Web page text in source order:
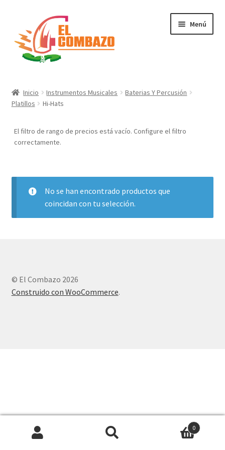
Menú
DJ, Audio e Iluminación PRO
Grabación de Audio & Video
Hogar
Inicio Instrumentos Musicales
Baterias Y Percusión
Platillos
Hi-Hats
No se han encontrado productos que
coincidan con tu selección.
El filtro de rango de precios está vacío. Configure el filtro
correctamente.
© El Combazo 2026
Construido con WooCommerce.
0